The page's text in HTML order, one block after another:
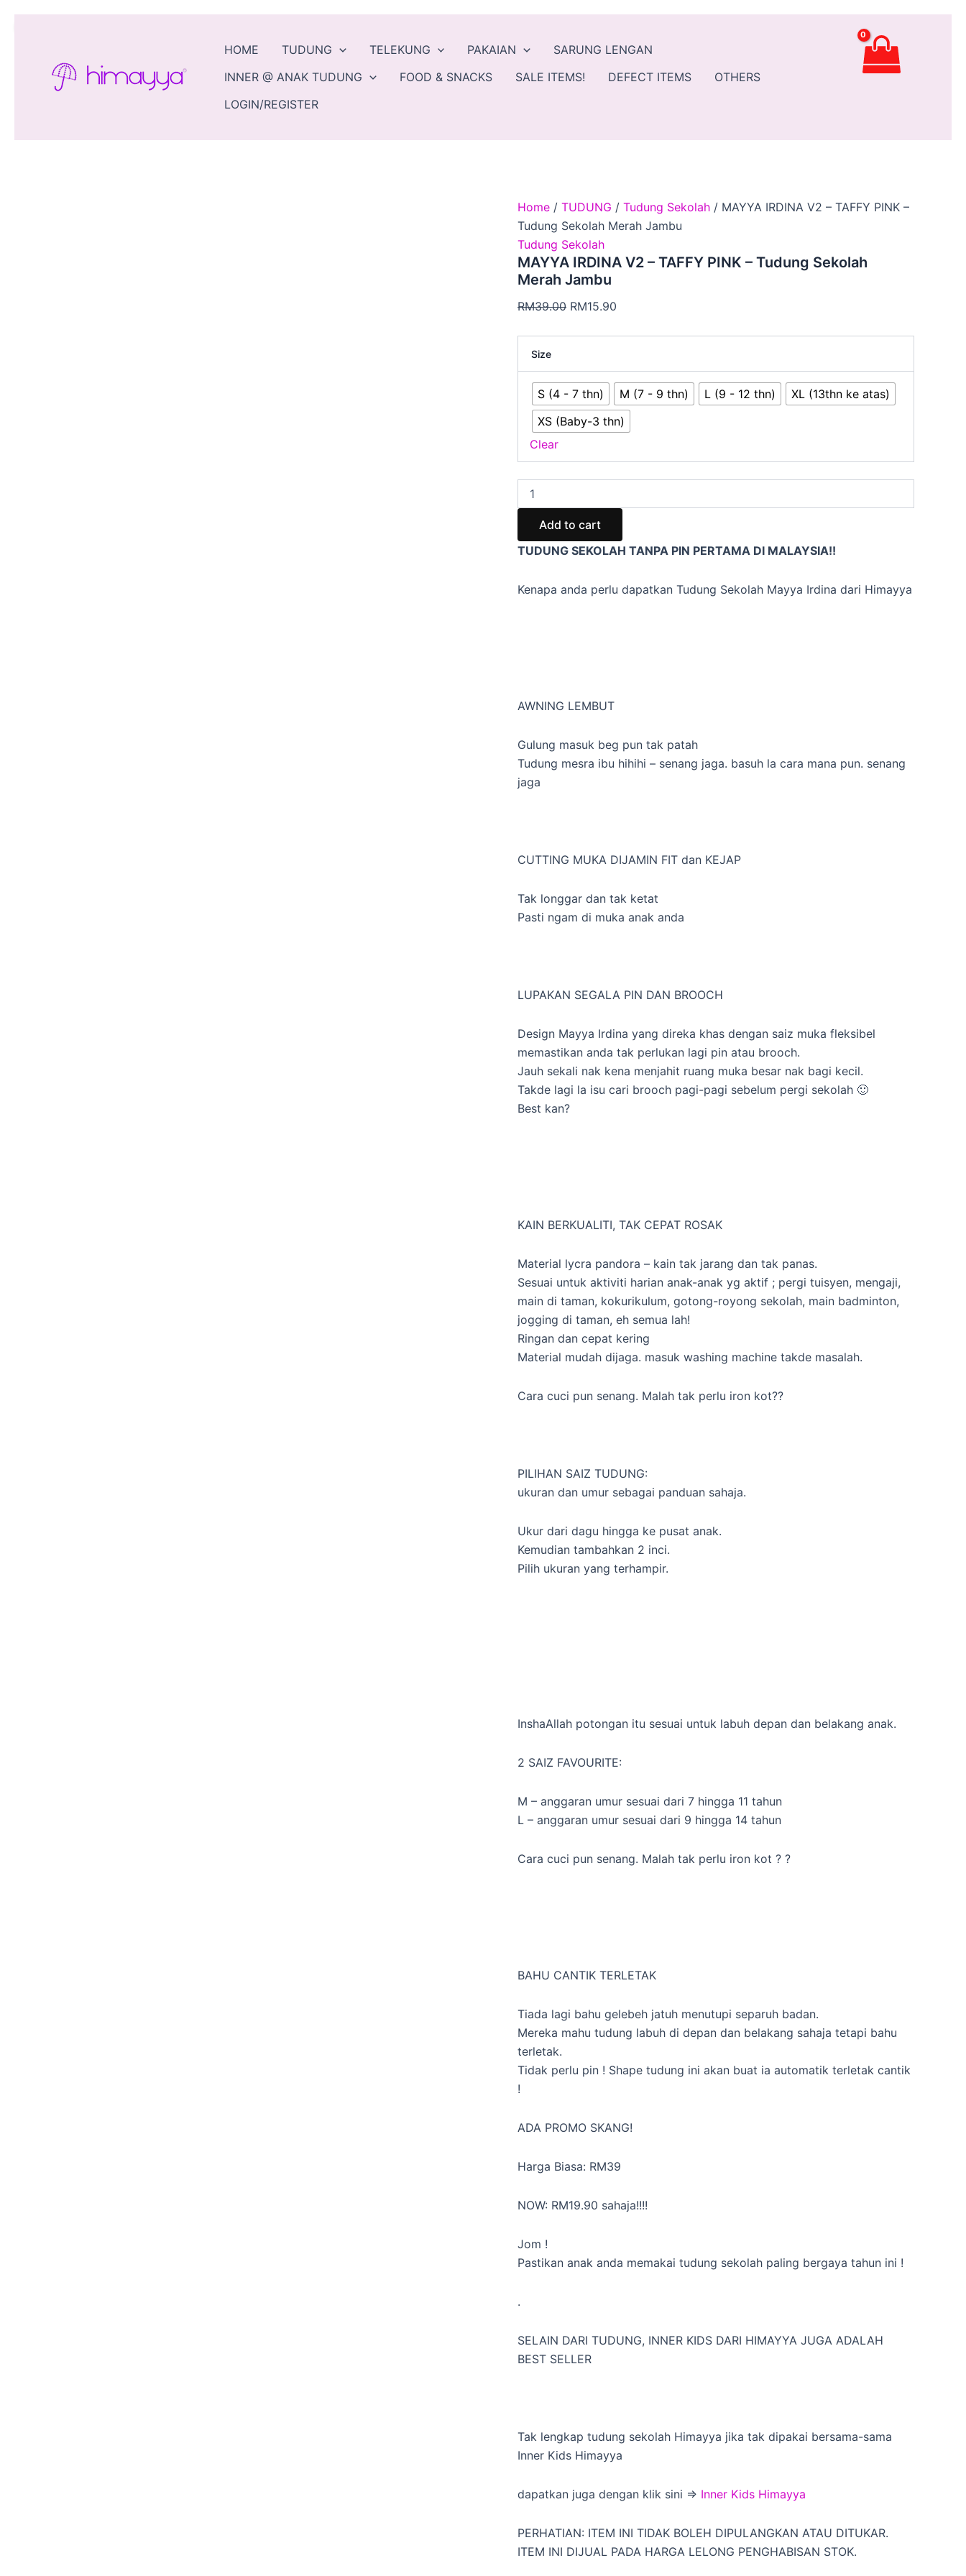
HOME TUDUNG TELEKUNG PAKAIAN
SARUNG LENGAN
INNER @ ANAK TUDUNG
FOOD & SNACKS SALE ITEMS! DEFECT ITEMS
OTHERS
LOGIN/REGISTER
Home / TUDUNG / Tudung Sekolah / MAYYA IRDINA V2 – TAFFY PINK –
Tudung Sekolah Merah Jambu
Tudung Sekolah
MAYYA IRDINA V2 – TAFFY PINK – Tudung Sekolah
Merah Jambu
RM39.00
was:
RM15.90
is:
Size
S (4 - 7 thn) M (7 - 9 thn) L (9 - 12 thn)
XL (13thn ke atas)
XS (Baby-3 thn)
Clear
PINK
Add to cart
TUDUNG SEKOLAH TANPA PIN PERTAMA DI MALAYSIA!!
Kenapa anda perlu dapatkan Tudung Sekolah Mayya Irdina dari Himayya
AWNING LEMBUT
Gulung masuk beg pun tak patah
Tudung mesra ibu hihihi – senang jaga. basuh la cara mana pun. senang
jaga
CUTTING MUKA DIJAMIN FIT dan KEJAP
Tak longgar dan tak ketat
Pasti ngam di muka anak anda
LUPAKAN SEGALA PIN DAN BROOCH
Design Mayya Irdina yang direka khas dengan saiz muka fleksibel
memastikan anda tak perlukan lagi pin atau brooch.
Jauh sekali nak kena menjahit ruang muka besar nak bagi kecil.
Takde lagi la isu cari brooch pagi-pagi sebelum pergi sekolah 🙂
Best kan?
KAIN BERKUALITI, TAK CEPAT ROSAK
Material lycra pandora – kain tak jarang dan tak panas.
Sesuai untuk aktiviti harian anak-anak yg aktif ; pergi tuisyen, mengaji,
main di taman, kokurikulum, gotong-royong sekolah, main badminton,
jogging di taman, eh semua lah!
Ringan dan cepat kering
Material mudah dijaga. masuk washing machine takde masalah.
Cara cuci pun senang. Malah tak perlu iron kot??
PILIHAN SAIZ TUDUNG:
ukuran dan umur sebagai panduan sahaja.
Ukur dari dagu hingga ke pusat anak.
Kemudian tambahkan 2 inci.
Pilih ukuran yang terhampir.
InshaAllah potongan itu sesuai untuk labuh depan dan belakang anak.
2 SAIZ FAVOURITE:
M – anggaran umur sesuai dari 7 hingga 11 tahun
L – anggaran umur sesuai dari 9 hingga 14 tahun
Cara cuci pun senang. Malah tak perlu iron kot ? ?
BAHU CANTIK TERLETAK
Tiada lagi bahu gelebeh jatuh menutupi separuh badan.
Mereka mahu tudung labuh di depan dan belakang sahaja tetapi bahu
terletak.
Tidak perlu pin ! Shape tudung ini akan buat ia automatik terletak cantik
!
ADA PROMO SKANG!
Harga Biasa: RM39
NOW: RM19.90 sahaja!!!!
Jom !
Pastikan anak anda memakai tudung sekolah paling bergaya tahun ini !
.
SELAIN DARI TUDUNG, INNER KIDS DARI HIMAYYA JUGA ADALAH
BEST SELLER
Tak lengkap tudung sekolah Himayya jika tak dipakai bersama-sama
Inner Kids Himayya
dapatkan juga dengan klik sini => Inner Kids Himayya
PERHATIAN: ITEM INI TIDAK BOLEH DIPULANGKAN ATAU DITUKAR.
ITEM INI DIJUAL PADA HARGA LELONG PENGHABISAN STOK.